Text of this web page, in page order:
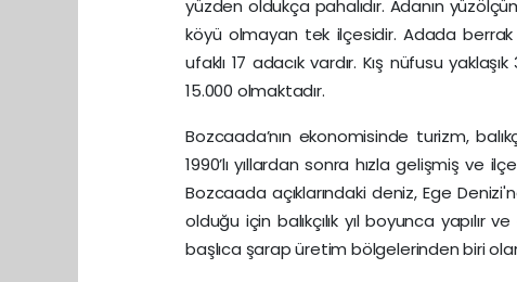
yüzden oldukça pahalıdır. Adanın
köyü olmayan tek ilçesidir. Adada berrak
ufaklı 17 adacık vardır. Kış nüfusu
15.000 olmaktadır.
Bozcaada’nın ekonomisinde turizm,
1990’lı yıllardan sonra hızla gelişmiş ve
Bozcaada açıklarındaki deniz, Ege
olduğu için balıkçılık yıl boyunca
başlıca şarap üretim bölgelerinden biri